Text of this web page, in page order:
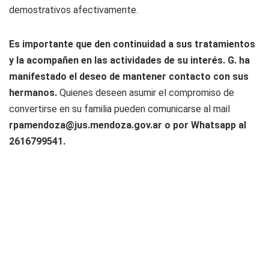
demostrativos afectivamente.
Es importante que den continuidad a sus tratamientos
y la acompañen en las actividades de su interés. G. ha
manifestado el deseo de mantener contacto con sus
hermanos. Quienes deseen asumir el compromiso de
convertirse en su familia pueden comunicarse al mail
rpamendoza@jus.mendoza.gov.ar o por Whatsapp al
2616799541.